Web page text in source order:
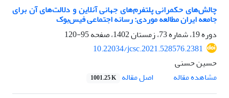
چالش‌های حکمرانی پلتفرم‌های جهانی آنلاین و دلالت‌های آن برای
جامعه ایران مطالعه موردی: رسانه اجتماعی فیس‌بوک
دوره 19، شماره 73، زمستان 1402، صفحه
95-120
10.22034/jcsc.2021.528576.2381
حسین حسنی
مشاهده مقاله
اصل مقاله 1001.25 K